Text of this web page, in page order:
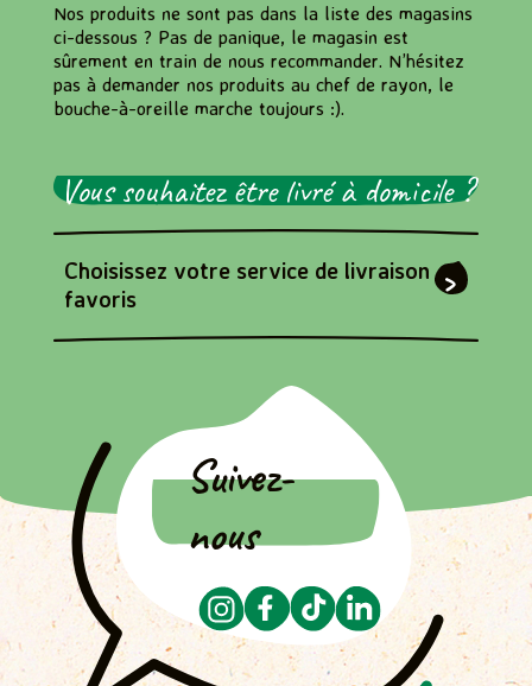
78, Boulevard Saint Michel
Paris - 75006
94/96 rue Mouffetard
Paris - 75005
FRANPRIX
82 Rue Mouffetard - PARIS (75005)
FRANPRIX
10 Rue Jean Bart
Paris - 75006
Nos produits ne sont pas dans la liste des magasins
ci-dessous ? Pas de panique, le magasin est
sûrement en train de nous recommander. N’hésitez
pas à demander nos produits au chef de rayon, le
bouche-à-oreille marche toujours :).
Vous souhaitez être livré à domicile ?
Choisissez votre service de livraison
favoris
Suivez-
nous